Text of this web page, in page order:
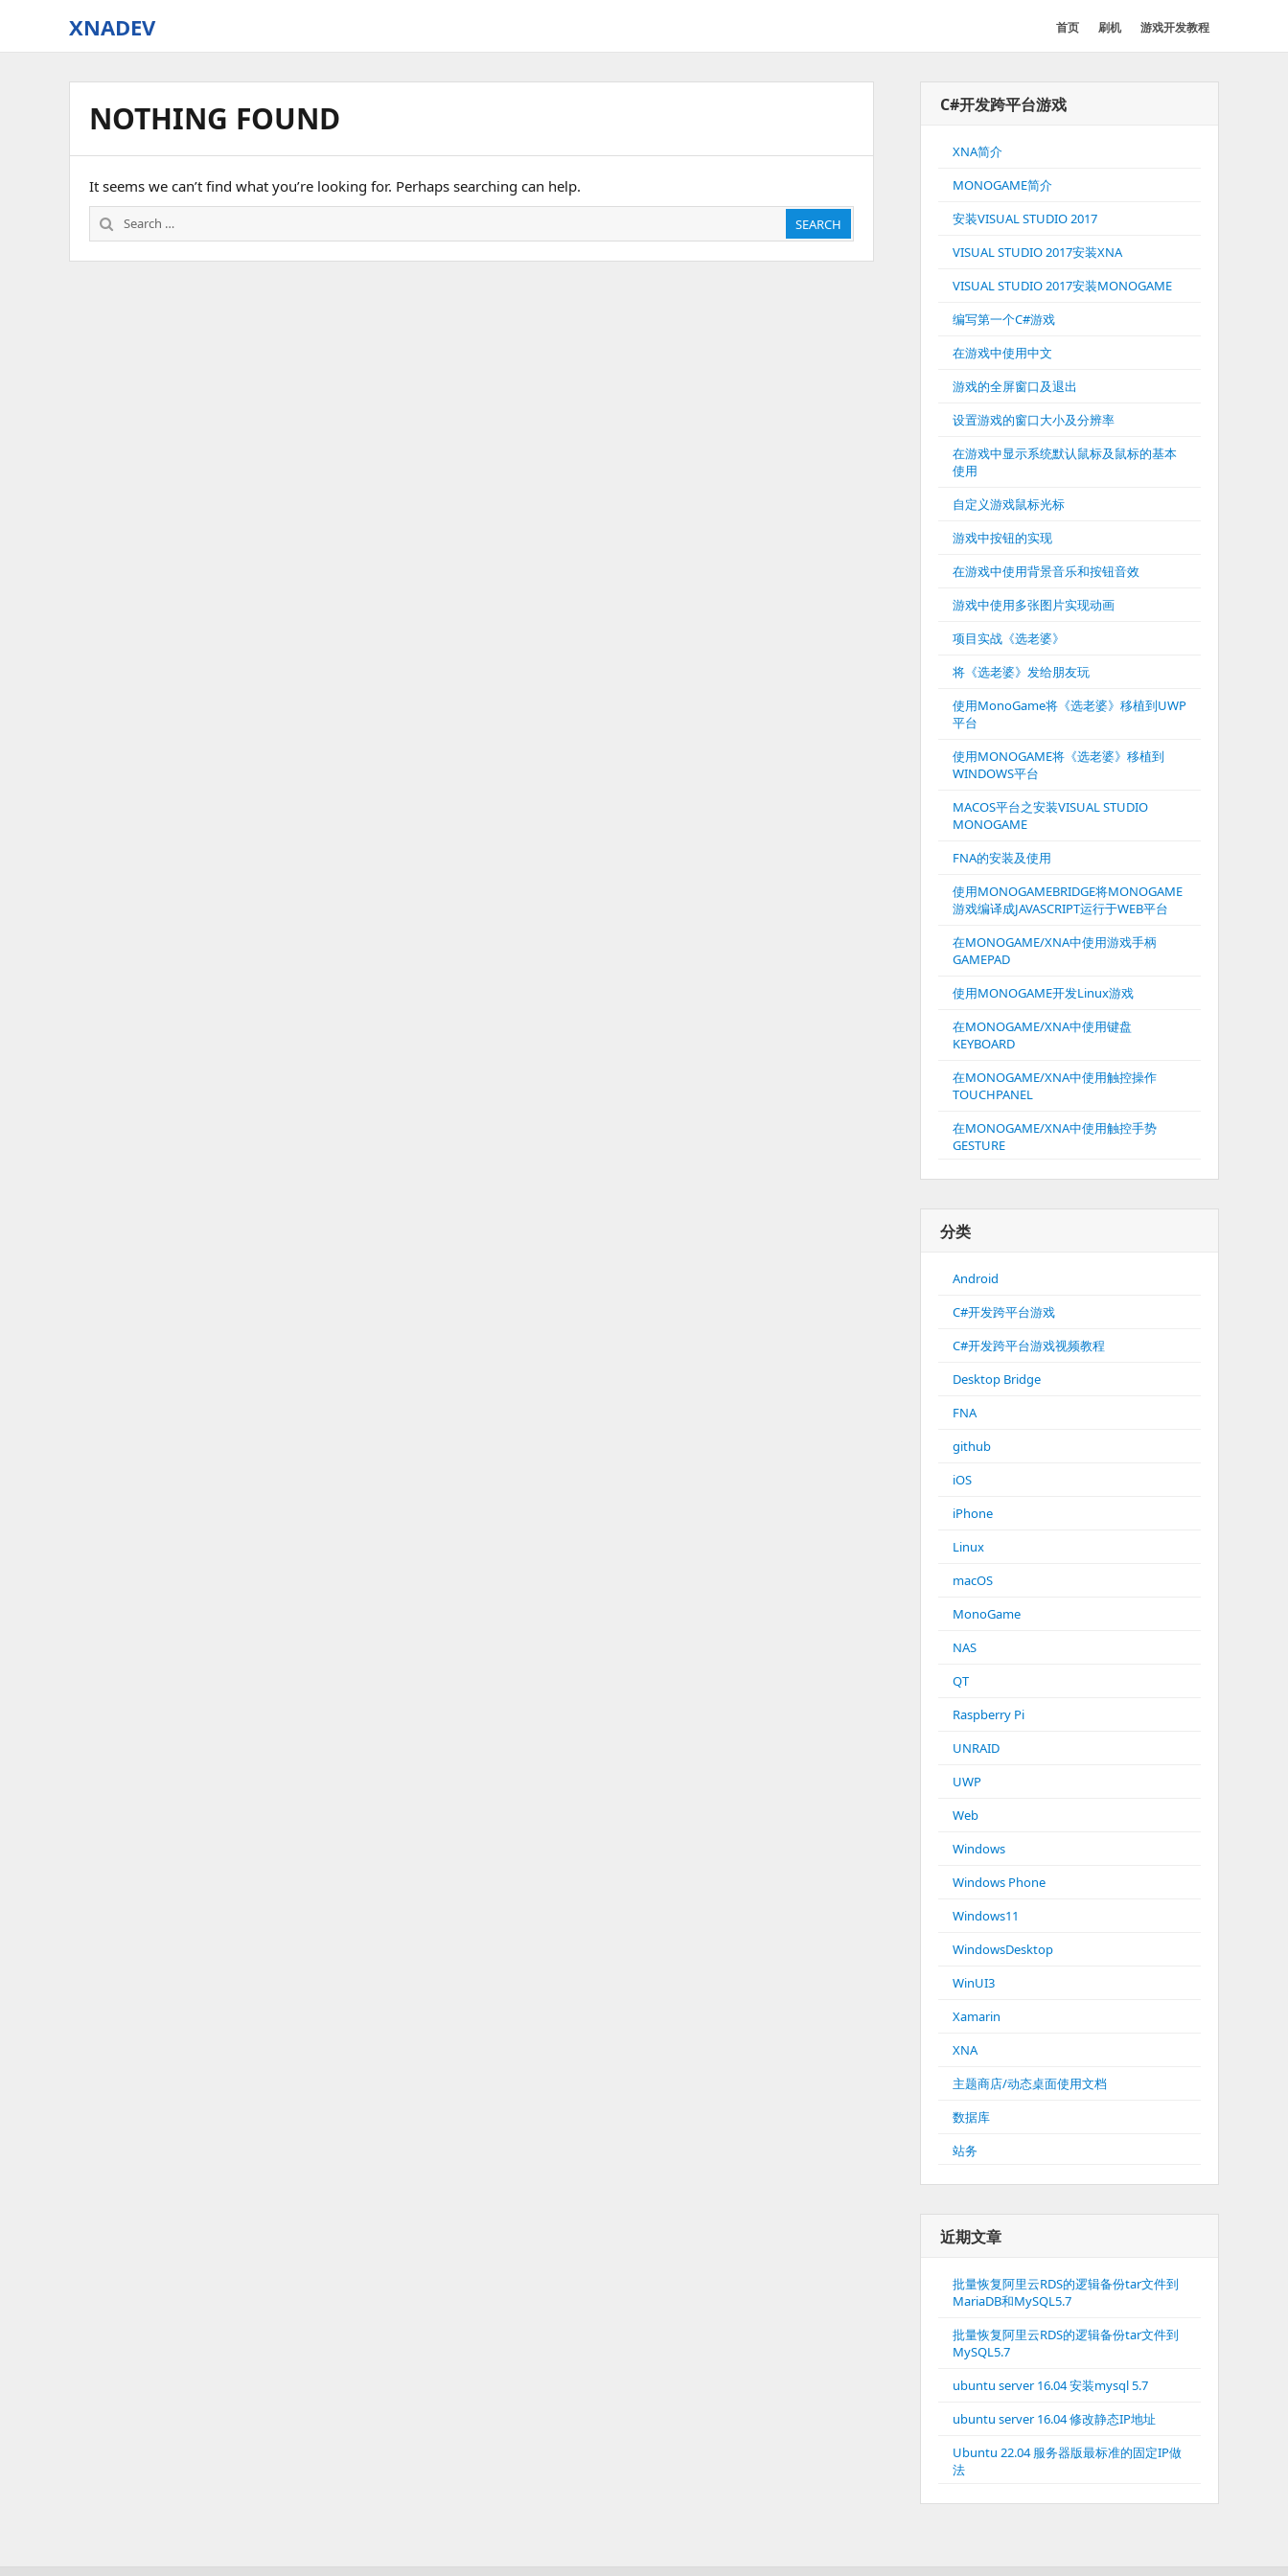
XNADEV 首页 刷机 游戏开发教程
NOTHING FOUND
It seems we can’t find what you’re looking for. Perhaps searching can help.
Search
for:
SEARCH
C#开发跨平台游戏
XNA简介
MONOGAME简介
安装VISUAL STUDIO 2017
VISUAL STUDIO 2017安装XNA
VISUAL STUDIO 2017安装MONOGAME
编写第一个C#游戏
在游戏中使用中文
游戏的全屏窗口及退出
设置游戏的窗口大小及分辨率
在游戏中显示系统默认鼠标及鼠标的基本
使用
自定义游戏鼠标光标
游戏中按钮的实现
在游戏中使用背景音乐和按钮音效
游戏中使用多张图片实现动画
项目实战《选老婆》
将《选老婆》发给朋友玩
使用MonoGame将《选老婆》移植到UWP
平台
使用MONOGAME将《选老婆》移植到
WINDOWS平台
MACOS平台之安装VISUAL STUDIO
MONOGAME
FNA的安装及使用
使用MONOGAMEBRIDGE将MONOGAME
游戏编译成JAVASCRIPT运行于WEB平台
在MONOGAME/XNA中使用游戏手柄
GAMEPAD
使用MONOGAME开发Linux游戏
在MONOGAME/XNA中使用键盘
KEYBOARD
在MONOGAME/XNA中使用触控操作
TOUCHPANEL
在MONOGAME/XNA中使用触控手势
GESTURE
分类
Android
C#开发跨平台游戏
C#开发跨平台游戏视频教程
Desktop Bridge
FNA
github
iOS
iPhone
Linux
macOS
MonoGame
NAS
QT
Raspberry Pi
UNRAID
UWP
Web
Windows
Windows Phone
Windows11
WindowsDesktop
WinUI3
Xamarin
XNA
主题商店/动态桌面使用文档
数据库
站务
近期文章
批量恢复阿里云RDS的逻辑备份tar文件到
MariaDB和MySQL5.7
批量恢复阿里云RDS的逻辑备份tar文件到
MySQL5.7
ubuntu server 16.04 安装mysql 5.7
ubuntu server 16.04 修改静态IP地址
Ubuntu 22.04 服务器版最标准的固定IP做
法